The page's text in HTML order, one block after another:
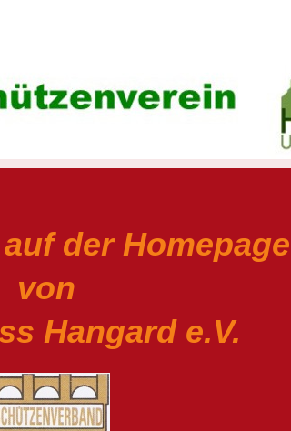
der Homepage
von
Hangard e.V.